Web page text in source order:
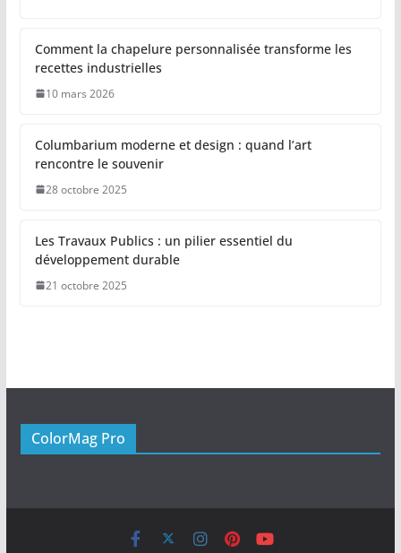
Comment la chapelure personnalisée transforme les
recettes industrielles
10 mars 2026
Columbarium moderne et design : quand l’art
rencontre le souvenir
28 octobre 2025
Les Travaux Publics : un pilier essentiel du
développement durable
21 octobre 2025
ColorMag Pro